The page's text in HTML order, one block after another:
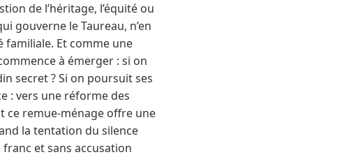
de l’héritage, l’équité ou
gouverne le Taureau, n’en
familiale. Et comme une
à émerger : si on
secret ? Si on poursuit ses
: vers une réforme des
ce remue-ménage offre une
la tentation du silence
franc et sans accusation